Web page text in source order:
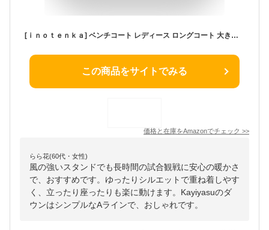
[ｉｎｏｔｅｎｋａ] ベンチコート レディース ロングコート 大きいサイズ 冬 防寒 中綿コート フード付き ゆったり 暖かい 厚手 着痩せ 無地 冬服 アウトドア 通勤 M-3XL(M ブラック)
この商品をサイトでみる
価格と在庫をAmazonでチェック >>
らら花(60代・女性)
風の強いスタンドでも長時間の試合観戦に安心の暖かさ
で、おすすめです。ゆったりシルエットで重ね着しやす
く、立ったり座ったりも楽に動けます。Kayiyasuのダ
ウンはシンプルなAラインで、おしゃれです。